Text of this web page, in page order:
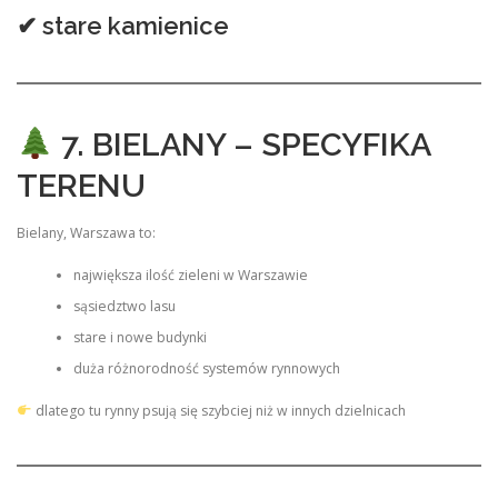
✔ stare kamienice
7. BIELANY – SPECYFIKA
TERENU
Bielany, Warszawa to:
największa ilość zieleni w Warszawie
sąsiedztwo lasu
stare i nowe budynki
duża różnorodność systemów rynnowych
dlatego tu rynny psują się szybciej niż w innych dzielnicach